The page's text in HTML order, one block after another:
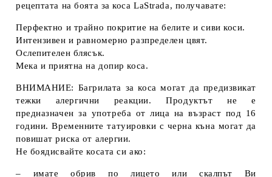
рецептата на боята за коса LaStrada, получавате:
Перфектно и трайно покритие на белите и сиви коси.
Интензивен и равномерно разпределен цвят.
Ослепителен блясък.
Мека и приятна на допир коса.
ВНИМАНИЕ: Багрилата за коса могат да предизвикат
тежки алергични реакции. Продуктът не е
предназначен за употреба от лица на възраст под 16
години. Временните татуировки с черна къна могат да
повишат риска от алергии.
Не боядисвайте косата си ако:
– имате обрив по лицето или скалпът Ви